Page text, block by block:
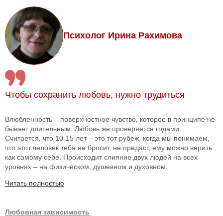
Психолог Ирина Рахимова
Чтобы сохранить любовь, нужно трудиться
Влюбленность – поверхностное чувство, которое в принципе не
бывает длительным. Любовь же проверяется годами.
Считается, что 10-15 лет – это тот рубеж, когда мы понимаем,
что этот человек тебя не бросит, не предаст, ему можно верить
как самому себе. Происходит слияние двух людей на всех
уровнях – на физическом, душевном и духовном.
Читать полностью
Любовная зависимость